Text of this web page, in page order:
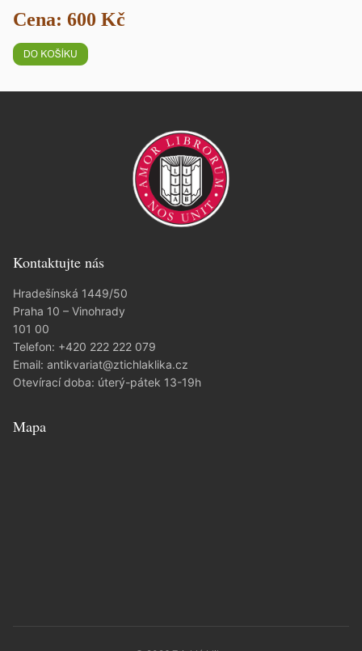
Cena: 600 Kč
Kontaktujte nás
Hradešínská 1449/50
Praha 10 – Vinohrady
101 00
Telefon: +420 222 222 079
Email: antikvariat@ztichlaklika.cz
Otevírací doba: úterý-pátek 13-19h
Mapa